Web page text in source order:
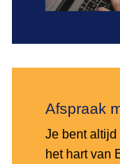
Afspraak
Je bent
het hart van